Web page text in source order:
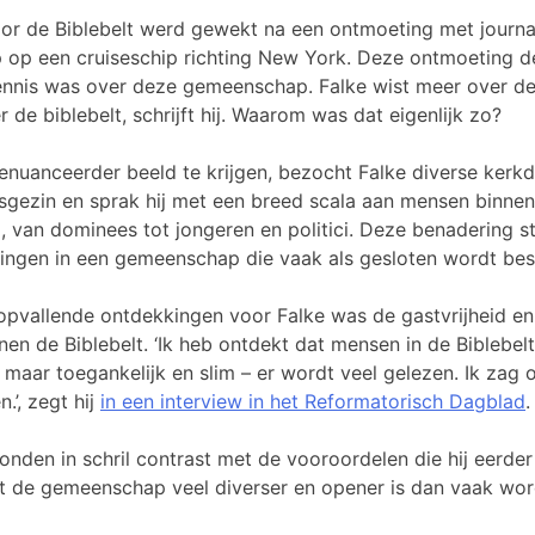
de Biblebelt werd gewekt na een ontmoeting met
op een cruiseschip richting New York. Deze ontmoeting
was over deze gemeenschap. Falke wist meer over
de biblebelt, schrijft hij. Waarom was dat eigenlijk zo?
beeld te krijgen, bezocht Falke diverse
en sprak hij met een breed scala aan mensen
van dominees tot jongeren en politici. Deze benadering
in een gemeenschap die vaak als gesloten wordt
ontdekkingen voor Falke was de gastvrijheid
de Biblebelt. ‘Ik heb ontdekt dat mensen in de
toegankelijk en slim – er wordt veel gelezen. Ik zag
zegt hij in een interview in het Reformatorisch Dagblad.
in schril contrast met de vooroordelen die hij
de gemeenschap veel diverser en opener is dan vaak